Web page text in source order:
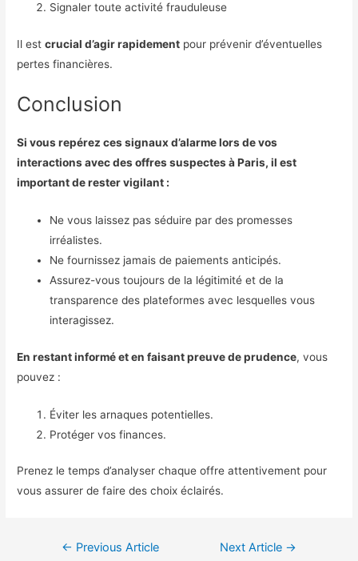
Signaler toute activité frauduleuse
Il estcrucial d’agir rapidement pour prévenir d’éventuelles
pertes financières.
Conclusion
Si vous repérez ces signaux d’alarme lors de vos
interactions avec des offres suspectes à Paris, il est
important de rester vigilant :
Ne vous laissez pas séduire par des promesses
irréalistes.
Ne fournissez jamais de paiements anticipés.
Assurez-vous toujours de la légitimité et de la
transparence des plateformes avec lesquelles vous
interagissez.
En restant informé et en faisant preuve de prudence, vous
pouvez :
Éviter les arnaques potentielles.
Protéger vos finances.
Prenez le temps d’analyser chaque offre attentivement pour
vous assurer de faire des choix éclairés.
Navigation
← Previous Article Next Article →